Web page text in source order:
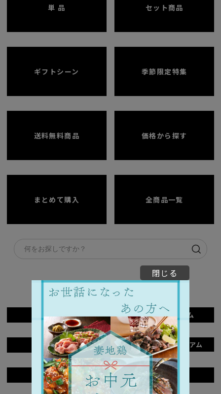
単 品 セット商品
ギフトシーン 季節限定特集
送料無料商品 価格から探す
まとめて購入 全商品一覧
単品商品一覧
炭火焼 炭火焼プレミアム
骨付きもも焼 骨付きもも焼プレミアム
たたき つくね
閉じる